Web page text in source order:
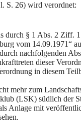
S. 26) wird verordnet:
durch § 1 Abs. 2 Ziff.
vom 14.09.1971“
nachfolgenden
dieser
in diesem
mehr zum
(LSK) südlich der
Anlage mit